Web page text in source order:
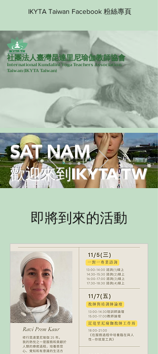
IKYTA Taiwan Facebook 粉絲專頁
社團法人臺灣昆達里尼瑜伽教師協會
International Kundalini Yoga Teachers Association
Taiwan(IKYTA Taiwan)
SAT NAM
歡迎來到IKYTA TW
即將到來的活動